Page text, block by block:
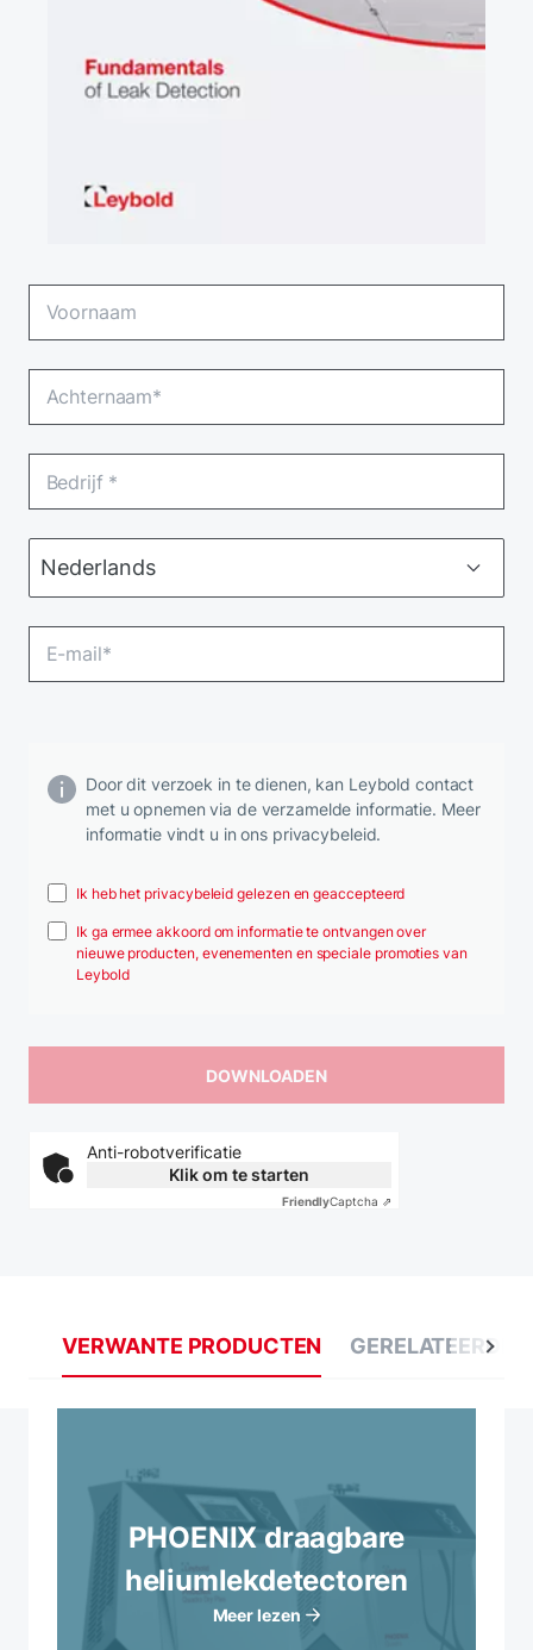
Door dit verzoek in te dienen, kan Leybold contact
met u opnemen via de verzamelde informatie. Meer
informatie vindt u in ons privacybeleid.
Ik heb het privacybeleid gelezen en geaccepteerd
Ik ga ermee akkoord om informatie te ontvangen over
nieuwe producten, evenementen en speciale promoties van
Leybold
Anti-robotverificatie
Klik om te starten
FriendlyCaptcha ⇗
VERWANTE PRODUCTEN GERELATEERDE
PHOENIX draagbare
heliumlekdetectoren
Meer lezen